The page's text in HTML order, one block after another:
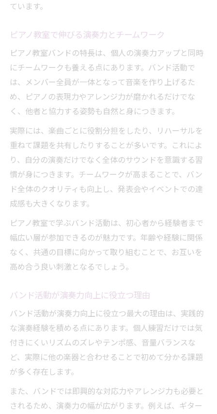
ています。
ピアノ教室で伸びる演奏力とチームワーク
ピアノ教室バンドの特長は、個人の演奏力アップと同時
にチームワークも養える点にあります。バンド活動で
は、メンバー全員が一体となって音楽を作り上げるた
め、ピアノの表現力やアレンジ力が磨かれるだけでな
く、他者と協力する姿勢も自然と身につきます。
実際には、楽曲ごとに役割分担をしたり、リハーサルを
重ねて課題を共有したりすることが多いです。これによ
り、自分の演奏だけでなく全体のサウンドを意識する習
慣が身につきます。チームワークが高まることで、バン
ド全体のクオリティも向上し、発表会やイベントでの達
成感も大きくなります。
ピアノ教室で学ぶバンド活動は、初心者から経験者まで
幅広い層が参加できるのが魅力です。年齢や経験に関係
なく、共通の目標に向かって取り組むことで、お互いを
高め合う良い刺激となるでしょう。
バンド活動が演奏力向上に役立つ理由
バンド活動が演奏力向上に役立つ最大の理由は、実践的
な演奏経験を積める点にあります。個人練習だけでは気
付きにくいリズムのズレやテンポ感、音量バランスな
ど、実際に他の楽器と合わせることで初めて分かる課題
が多く存在します。
また、バンドでは即興的な対応力やアレンジ力も必要と
されるため、演奏力の幅が広がります。例えば、ギター